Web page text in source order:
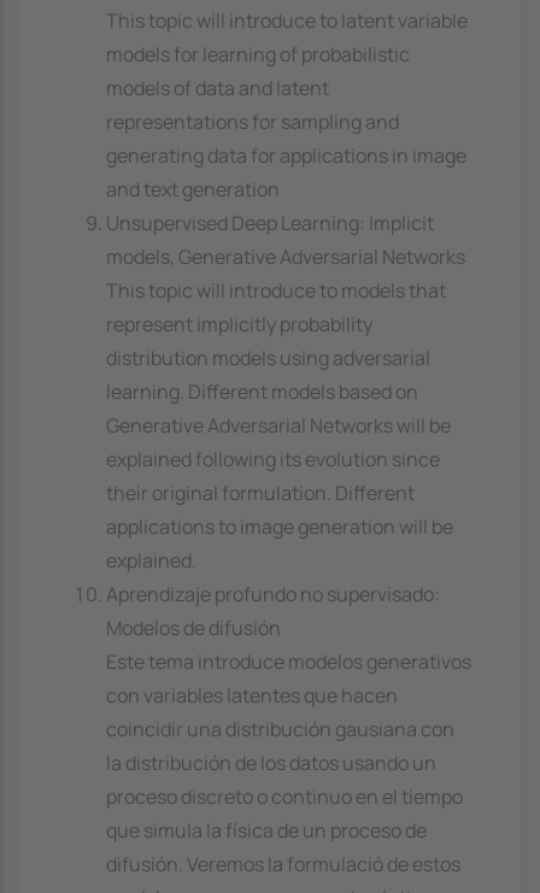
This topic will introduce to latent variable
models for learning of probabilistic
models of data and latent
representations for sampling and
generating data for applications in image
and text generation
Unsupervised Deep Learning: Implicit
models, Generative Adversarial Networks
This topic will introduce to models that
represent implicitly probability
distribution models using adversarial
learning. Different models based on
Generative Adversarial Networks will be
explained following its evolution since
their original formulation. Different
applications to image generation will be
explained.
Aprendizaje profundo no supervisado:
Modelos de difusión
Este tema introduce modelos generativos
con variables latentes que hacen
coincidir una distribución gausiana con
la distribución de los datos usando un
proceso discreto o continuo en el tiempo
que simula la física de un proceso de
difusión. Veremos la formulació de estos